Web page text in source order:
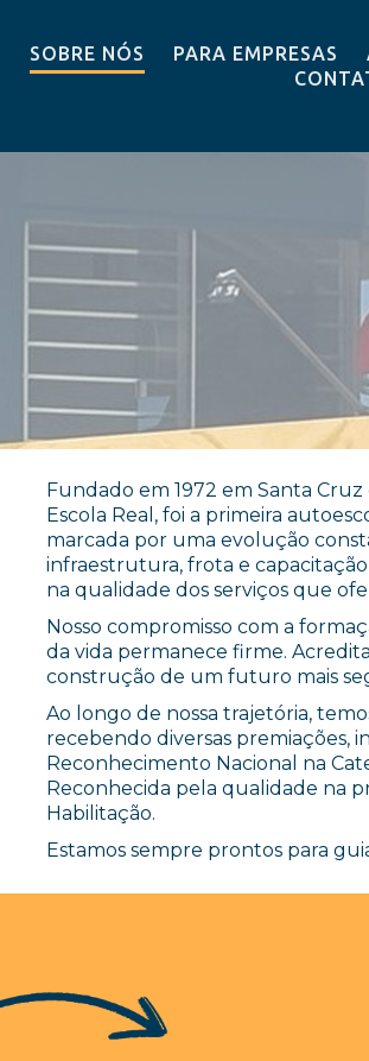
SOBRE NÓS PARA EMPRESAS
Fundado em 1972 em Santa
Escola Real, foi a primeira
marcada por uma evolução
infraestrutura, frota e
na qualidade dos serviços que
Nosso compromisso com a
da vida permanece firme.
construção de um futuro mais
Ao longo de nossa trajetória,
recebendo diversas premiações,
Reconhecimento Nacional na
Reconhecida pela qualidade na
Habilitação.
Estamos sempre prontos para